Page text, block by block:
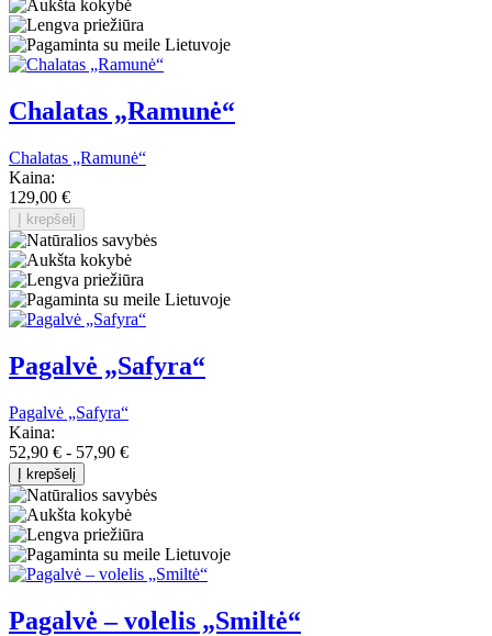
Chalatas „Ramunė“
Chalatas „Ramunė“
Kaina:
129,00 €
Į krepšelį
Pagalvė „Safyra“
Pagalvė „Safyra“
Kaina:
52,90 € - 57,90 €
Į krepšelį
Pagalvė – volelis „Smiltė“